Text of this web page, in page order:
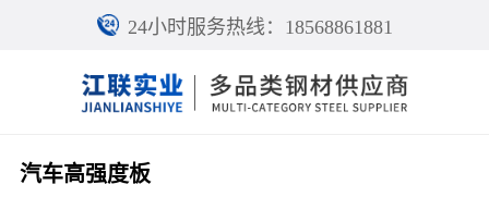
24小时服务热线：18568861881
汽车高强度板